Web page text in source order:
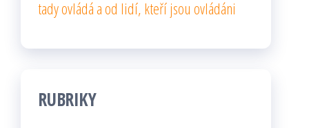
tady ovládá a od lidí, kteří jsou ovládáni
RUBRIKY